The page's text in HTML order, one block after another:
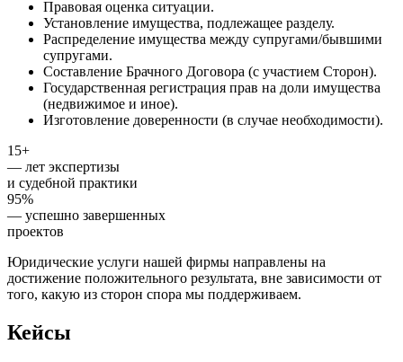
Правовая оценка ситуации.
Установление имущества, подлежащее разделу.
Распределение имущества между супругами/бывшими
супругами.
Составление Брачного Договора (с участием Сторон).
Государственная регистрация прав на доли имущества
(недвижимое и иное).
Изготовление доверенности (в случае необходимости).
15+
— лет экспертизы
и судебной практики
95%
— успешно завершенных
проектов
Юридические услуги нашей фирмы направлены на
достижение положительного результата, вне зависимости от
того, какую из сторон спора мы поддерживаем.
Кейсы